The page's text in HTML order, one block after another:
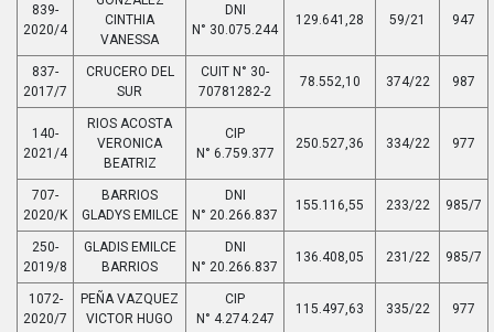
839-
2020/4
CINTHIA
VANESSA
DNI
N° 30.075.244
129.641,28 59/21 947
837-
2017/7
CRUCERO DEL
SUR
CUIT N° 30-
70781282-2
78.552,10 374/22 987
140-
2021/4
RIOS ACOSTA
VERONICA
BEATRIZ
CIP
N° 6.759.377
250.527,36 334/22 977
707-
2020/K
BARRIOS
GLADYS EMILCE
DNI
N° 20.266.837
155.116,55 233/22 985/7
250-
2019/8
GLADIS EMILCE
BARRIOS
DNI
N° 20.266.837
136.408,05 231/22 985/7
1072-
2020/7
PEÑA VAZQUEZ
VICTOR HUGO
CIP
N° 4.274.247
115.497,63 335/22 977